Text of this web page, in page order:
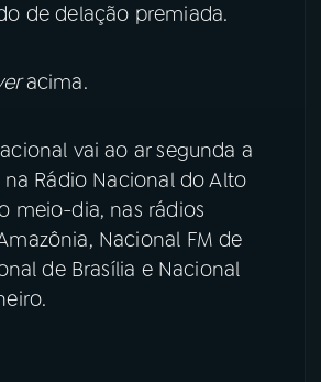
de delação premiada.
acima.
vai ao ar segunda a
na Rádio Nacional do Alto
meio-dia, nas rádios
Nacional FM de
de Brasília e Nacional